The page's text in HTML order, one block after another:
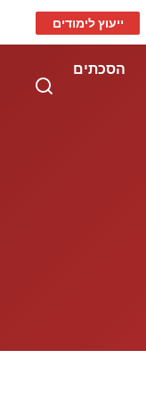
ייעוץ לימודים
הסכתים